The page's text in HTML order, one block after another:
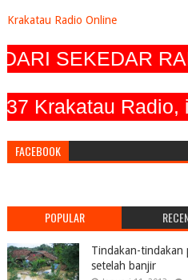
Krakatau Radio Online
SEKEDAR
Radio, ig
FACEBOOK
POPULAR
Tindakan-tindakan
setelah banjir